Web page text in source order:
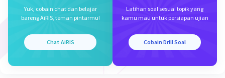
= 3 - 2
Ingat!
√a x √a = a
Yuk, cobain chat dan belajar
bareng AiRIS, teman pintarmu!
Chat AiRIS
Latihan soal sesuai topik yang
kamu mau untuk persiapan ujian
Cobain Drill Soal